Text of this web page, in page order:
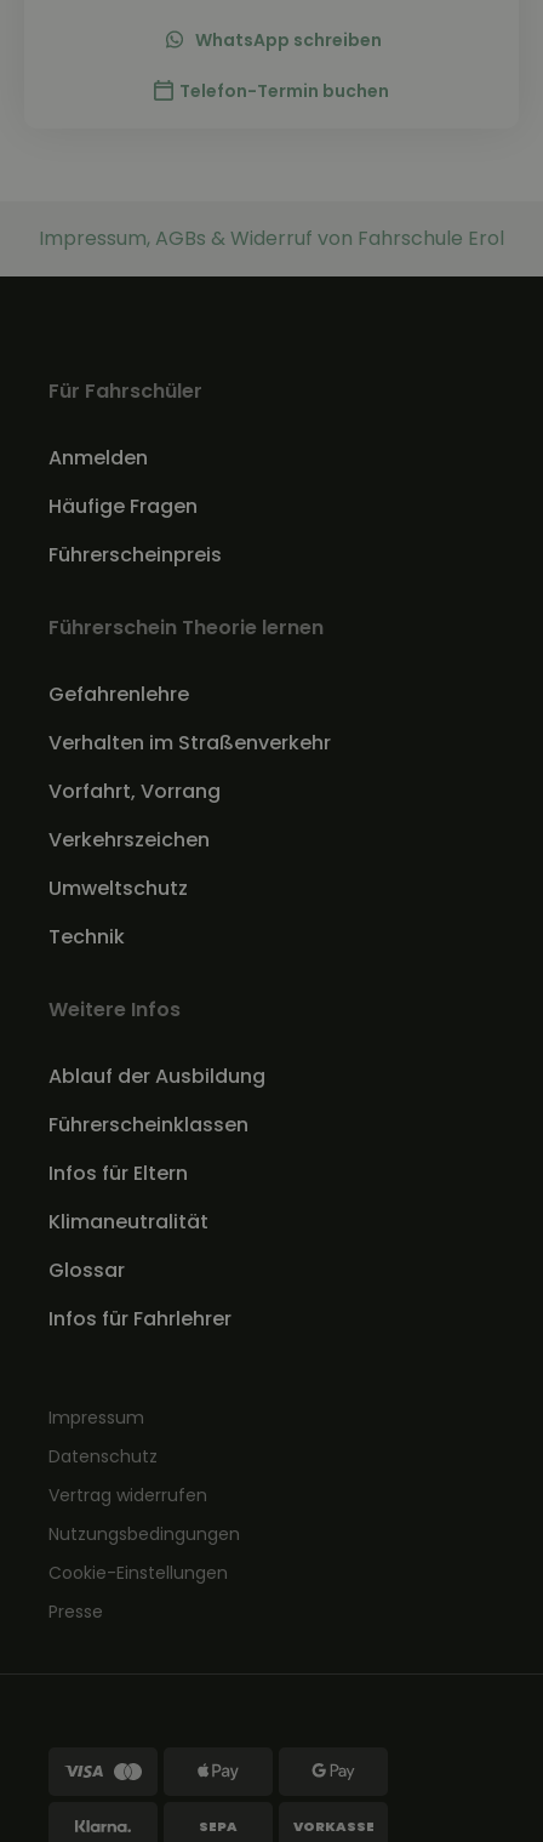
WhatsApp schreiben
Telefon-Termin buchen
Impressum, AGBs & Widerruf von Fahrschule Erol
Für Fahrschüler
Anmelden
Häufige Fragen
Führerscheinpreis
Führerschein Theorie lernen
Gefahrenlehre
Verhalten im Straßenverkehr
Vorfahrt, Vorrang
Verkehrszeichen
Umweltschutz
Technik
Weitere Infos
Ablauf der Ausbildung
Führerscheinklassen
Infos für Eltern
Klimaneutralität
Glossar
Infos für Fahrlehrer
Impressum
Datenschutz
Vertrag widerrufen
Nutzungsbedingungen
Cookie-Einstellungen
Presse
SEPA VORKASSE